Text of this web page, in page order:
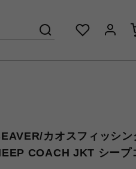
カオスフィッシン
COACH JKT シープ